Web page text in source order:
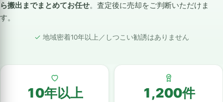
ら搬出までまとめてお任せ。査定後に売却をご判断いただけま
す。
地域密着10年以上／しつこい勧誘はありません
10年以上 1,200件